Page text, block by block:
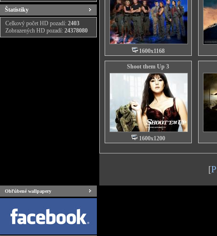
Štatistiky
Celkový počet HD pozadí: 2403
Zobrazených HD pozadí: 24378080
1600x1168
Shoot them Up 3
1600x1200
[
Obľúbené wallpapery